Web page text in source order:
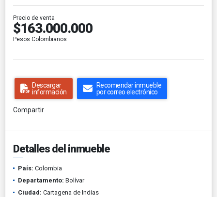
Precio de venta
$163.000.000
Pesos Colombianos
Descargar
información
Recomendar inmueble
por correo electrónico
Compartir
Detalles del inmueble
País: Colombia
Departamento: Bolívar
Ciudad: Cartagena de Indias